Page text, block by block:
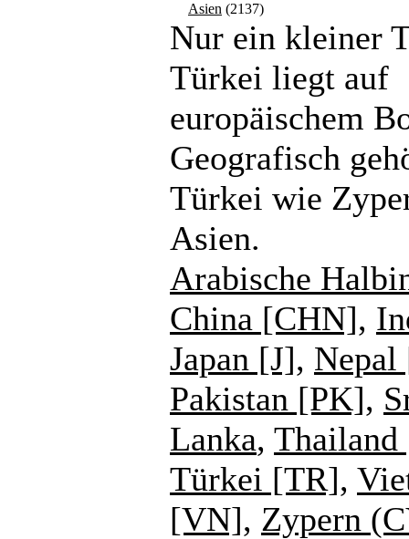
Asien (2137)
Nur ein kleiner
Türkei liegt auf
europäischem
Geografisch
Türkei wie
Asien.
Arabische
China [CHN],
Japan [J],
Pakistan [PK],
Lanka,
Türkei [TR],
[VN], Zypern